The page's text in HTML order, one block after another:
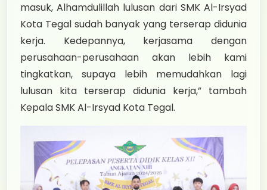
masuk, Alhamdulillah lulusan dari SMK Al-Irsyad
Kota Tegal sudah banyak yang terserap didunia
kerja. Kedepannya, kerjasama dengan
perusahaan-perusahaan akan lebih kami
tingkatkan, supaya lebih memudahkan lagi
lulusan kita terserap didunia kerja,” tambah
Kepala SMK Al-Irsyad Kota Tegal.